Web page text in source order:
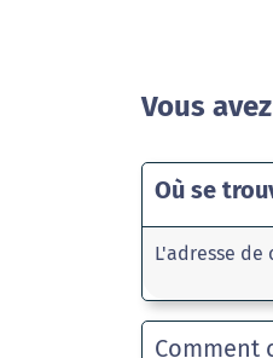
Vous
Où se
L'adresse de
Comment